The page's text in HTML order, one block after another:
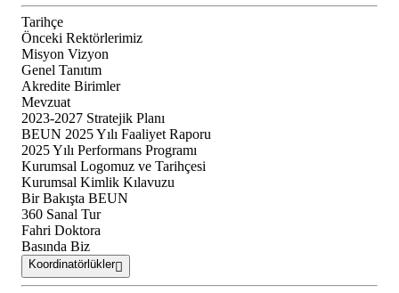
Tarihçe
Önceki Rektörlerimiz
Misyon Vizyon
Genel Tanıtım
Akredite Birimler
Mevzuat
2023-2027 Stratejik Planı
BEUN 2025 Yılı Faaliyet Raporu
2025 Yılı Performans Programı
Kurumsal Logomuz ve Tarihçesi
Kurumsal Kimlik Kılavuzu
Bir Bakışta BEUN
360 Sanal Tur
Fahri Doktora
Basında Biz
Koordinatörlükler